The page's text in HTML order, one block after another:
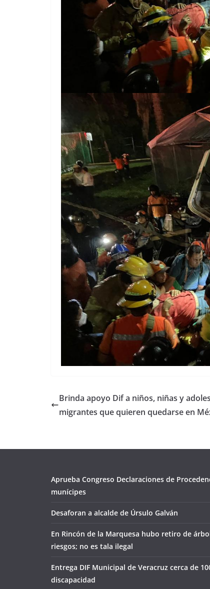
Brinda apoyo Dif a niños, niñas y
migrantes que quieren quedarse en
Aprueba Congreso Declaraciones de
munícipes
Desaforan a alcalde de Úrsulo Galván
En Rincón de la Marquesa hubo retiro de
riesgos; no es tala ilegal
Entrega DIF Municipal de Veracruz cerca de
discapacidad